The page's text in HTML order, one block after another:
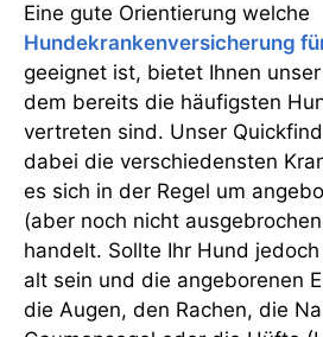
Eine gute Orientierung welche
Hundekrankenversicherung
geeignet ist, bietet Ihnen unser
dem bereits die häufigsten
vertreten sind. Unser
dabei die verschiedensten
es sich in der Regel um
(aber noch nicht
handelt. Sollte Ihr Hund
alt sein und die angeborenen
die Augen, den Rachen, die